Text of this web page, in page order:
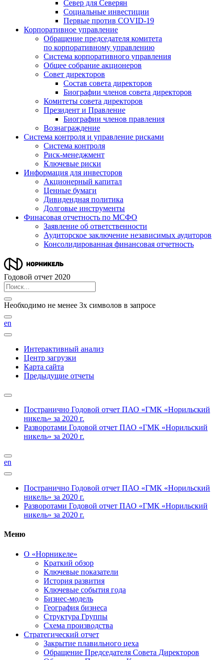
Север для Северян
Социальные инвестиции
Первые против COVID‑19
Корпоративное управление
Обращение председателя комитета
по корпоративному управлению
Система корпоративного управления
Общее собрание акционеров
Совет директоров
Состав совета директоров
Биографии членов совета директоров
Комитеты совета директоров
Президент и Правление
Биографии членов правления
Вознаграждение
Система контроля и управление рисками
Система контроля
Риск-менеджмент
Ключевые риски
Информация для инвесторов
Акционерный капитал
Ценные бумаги
Дивидендная политика
Долговые инструменты
Финасовая отчетность по МСФО
Заявление об ответственности
Аудиторское заключение независимых аудиторов
Консолидированная финансовая отчетность
Годовой отчет 2020
Необходимо не менее 3х символов в запросе
en
Интерактивный анализ
Центр загрузки
Карта сайта
Предыдущие отчеты
Постранично Годовой отчет ПАО «ГМК «Норильский
никель» за 2020 г.
Разворотами Годовой отчет ПАО «ГМК «Норильский
никель» за 2020 г.
en
Постранично Годовой отчет ПАО «ГМК «Норильский
никель» за 2020 г.
Разворотами Годовой отчет ПАО «ГМК «Норильский
никель» за 2020 г.
Меню
О «Норникеле»
Краткий обзор
Ключевые показатели
История развития
Ключевые события года
Бизнес-модель
География бизнеса
Структура Группы
Схема производства
Стратегический отчет
Закрытие плавильного цеха
Обращение Председателя Совета Директоров